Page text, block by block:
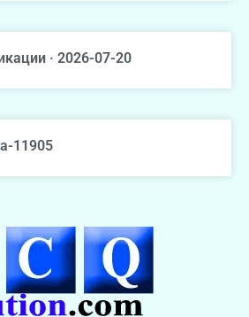
· 2026-07-20
11905